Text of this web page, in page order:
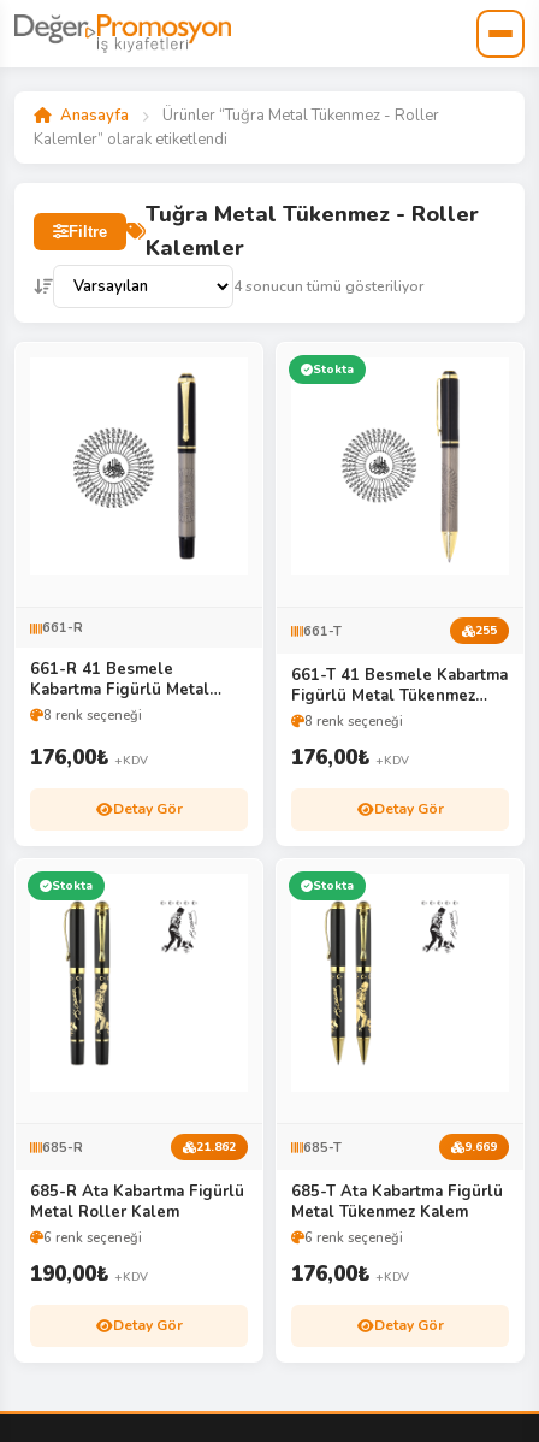
Anasayfa
Ürünler “Tuğra Metal Tükenmez - Roller
Kalemler” olarak etiketlendi
Filtre
Tuğra Metal Tükenmez - Roller
Kalemler
4 sonucun tümü gösteriliyor
661-R
661-R 41 Besmele
Kabartma Figürlü Metal
Roller Kalem
8 renk seçeneği
176,00₺ +KDV
Detay Gör
Stokta
661-T 255
661-T 41 Besmele Kabartma
Figürlü Metal Tükenmez
Kalem
8 renk seçeneği
176,00₺ +KDV
Detay Gör
Stokta
685-R 21.862
685-R Ata Kabartma Figürlü
Metal Roller Kalem
6 renk seçeneği
190,00₺ +KDV
Detay Gör
Stokta
685-T 9.669
685-T Ata Kabartma Figürlü
Metal Tükenmez Kalem
6 renk seçeneği
176,00₺ +KDV
Detay Gör